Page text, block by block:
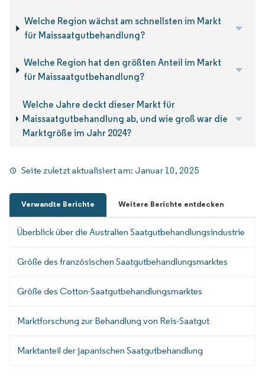
Welche Region wächst am schnellsten im Markt
für Maissaatgutbehandlung?
Welche Region hat den größten Anteil im Markt
für Maissaatgutbehandlung?
Welche Jahre deckt dieser Markt für
Maissaatgutbehandlung ab, und wie groß war die
Marktgröße im Jahr 2024?
Seite zuletzt aktualisiert am:Januar 10, 2025
Verwandte Berichte Weitere Berichte entdecken
Überblick über die Australien Saatgutbehandlungsindustrie
Größe des französischen Saatgutbehandlungsmarktes
Größe des Cotton-Saatgutbehandlungsmarktes
Marktforschung zur Behandlung von Reis-Saatgut
Marktanteil der japanischen Saatgutbehandlung